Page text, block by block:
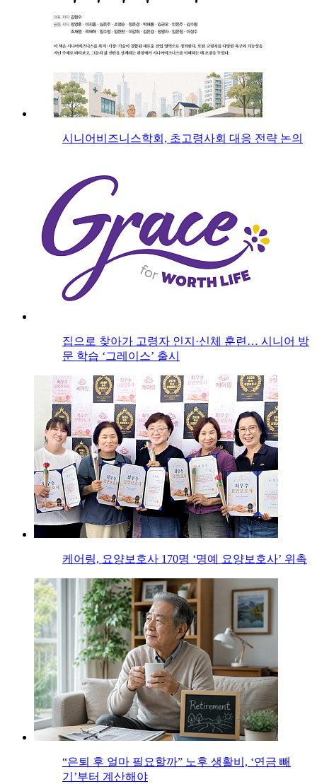
시니어비즈니스학회, 초고령사회 대응 전략 논의
집으로 찾아가 고령자 인지·신체 훈련… 시니어 방
문 학습 ‘그레이스’ 출시
케어링, 요양보호사 170명 ‘명예 요양보호사’ 위촉
“은퇴 후 얼마 필요할까” 노후 생활비, ‘연금 빼
기’부터 계산해야